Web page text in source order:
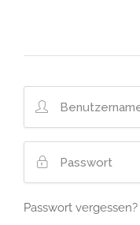
Passwort vergessen?